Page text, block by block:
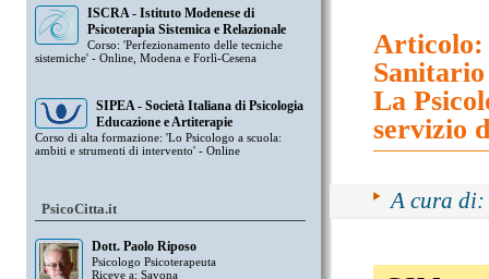
ISCRA - Istituto Modenese di
Psicoterapia Sistemica e Relazionale
Corso: 'Perfezionamento delle tecniche
sistemiche' - Online, Modena e Forlì-Cesena
SIPEA - Società Italiana di Psicologia
Educazione e Artiterapie
Corso di alta formazione: 'Lo Psicologo a scuola:
ambiti e strumenti di intervento' - Online
PsicoCitta.it
Dott. Paolo Riposo
Psicologo Psicoterapeuta
Riceve a: Savona
Articolo:
Sanitario
La
servizio
A cura di: